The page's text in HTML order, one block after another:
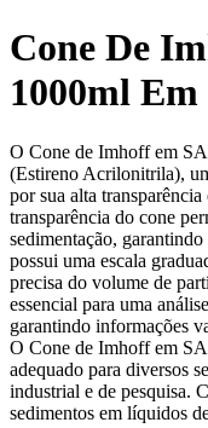
Cone De
1000ml Em
O Cone de Imhoff em
(Estireno Acrilonitrila),
por sua alta
transparência do cone
sedimentação,
possui uma escala
precisa do volume de
essencial para uma
garantindo informações
O Cone de Imhoff em
adequado para diversos
industrial e de pesquisa.
sedimentos em líquidos